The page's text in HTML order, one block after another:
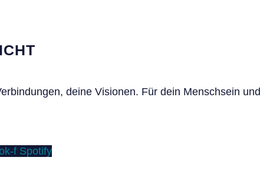
deine Visionen. Für dein Menschsein und
f Spotify